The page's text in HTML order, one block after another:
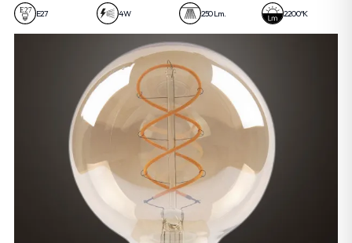
E27 4 W 250 Lm. 2200 ºK